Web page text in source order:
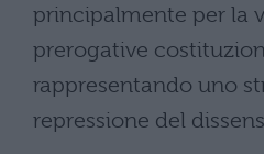
principalmente per la
prerogative
rappresentando uno
repressione del